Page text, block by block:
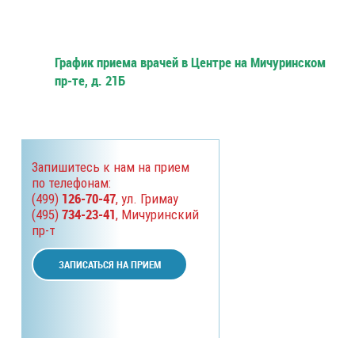
График приема врачей в Центре на Мичуринском
пр-те, д. 21Б
Запишитесь к нам на прием
по телефонам:
(499) 126-70-47, ул. Гримау
(495) 734-23-41, Мичуринский
пр-т
ЗАПИСАТЬСЯ НА ПРИЕМ